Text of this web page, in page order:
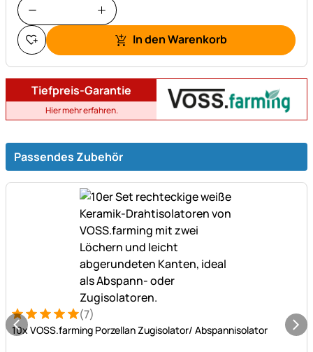
In den Warenkorb
Tiefpreis-Garantie
Hier mehr erfahren.
Passendes Zubehör
Bewertung: 5 von 5 (7 Bewertungen)
7 Bewertungen(7)
10x VOSS.farming Porzellan Zugisolator/ Abspannisolator